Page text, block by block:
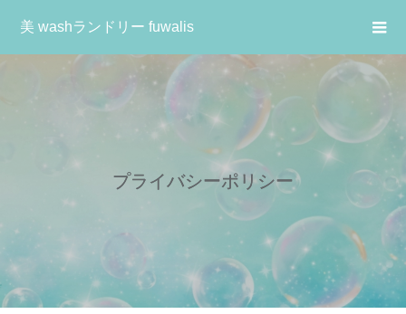
美 washランドリー fuwalis
プライバシーポリシー